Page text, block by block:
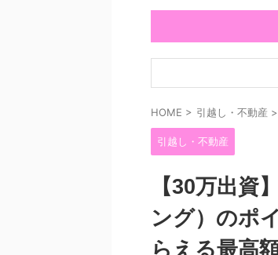
HOME > 引越し・不動産 >
引越し・不動産
【30万出資
ング）のポ
らえる最高